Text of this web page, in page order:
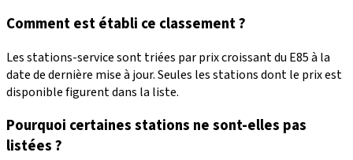
Comment est établi ce classement ?
Les stations-service sont triées par prix croissant du E85 à la
date de dernière mise à jour. Seules les stations dont le prix est
disponible figurent dans la liste.
Pourquoi certaines stations ne sont-elles pas
listées ?